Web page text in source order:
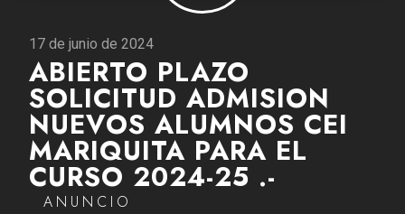
17 de junio de 2024
ABIERTO PLAZO
SOLICITUD ADMISION
NUEVOS ALUMNOS CEI
MARIQUITA PARA EL
CURSO 2024-25 .-
ANUNCIO